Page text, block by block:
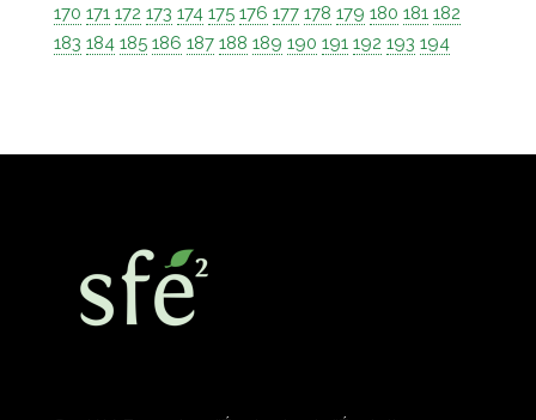
170 171 172 173 174 175 176 177 178 179 180 181 182
183 184 185 186 187 188 189 190 191 192 193 194